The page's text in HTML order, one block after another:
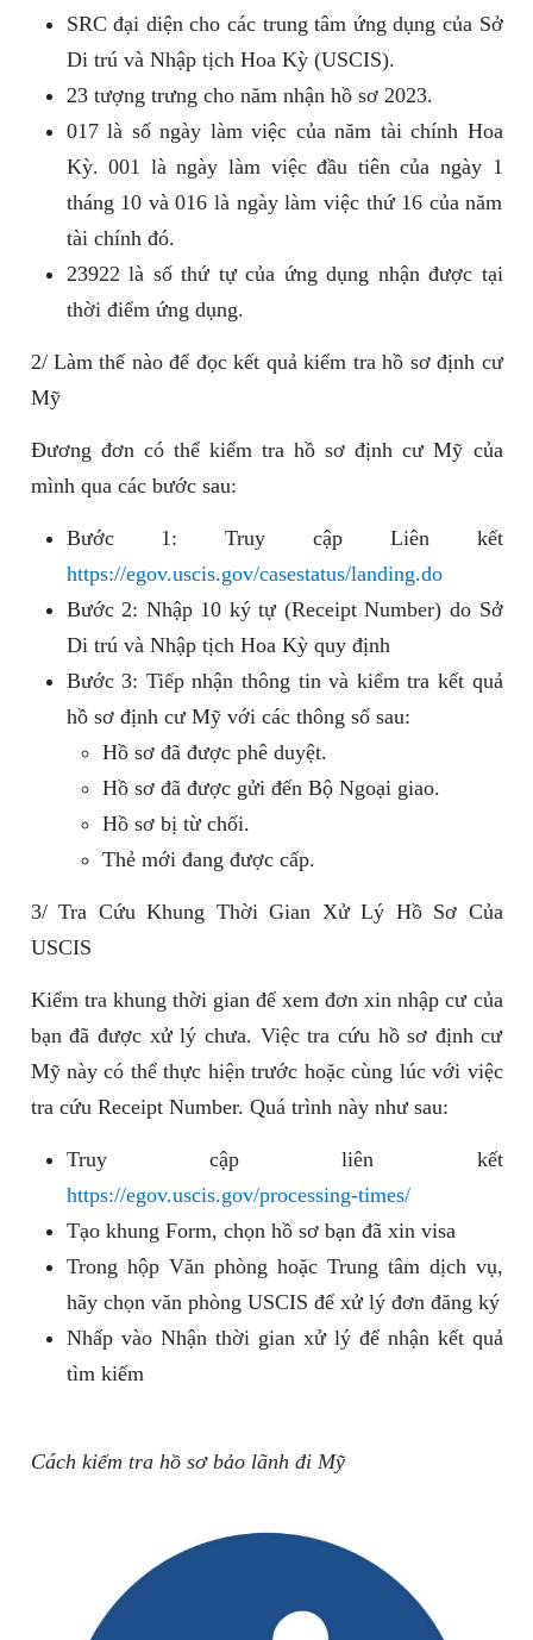
SRC đại diện cho các trung tâm ứng dụng của Sở
Di trú và Nhập tịch Hoa Kỳ (USCIS).
23 tượng trưng cho năm nhận hồ sơ 2023.
017 là số ngày làm việc của năm tài chính Hoa
Kỳ. 001 là ngày làm việc đầu tiên của ngày 1
tháng 10 và 016 là ngày làm việc thứ 16 của năm
tài chính đó.
23922 là số thứ tự của ứng dụng nhận được tại
thời điểm ứng dụng.
2/ Làm thế nào để đọc kết quả kiểm tra hồ sơ định cư
Mỹ
Đương đơn có thể kiểm tra hồ sơ định cư Mỹ của
mình qua các bước sau:
Bước 1: Truy cập Liên kết
https://egov.uscis.gov/casestatus/landing.do
Bước 2: Nhập 10 ký tự (Receipt Number) do Sở
Di trú và Nhập tịch Hoa Kỳ quy định
Bước 3: Tiếp nhận thông tin và kiểm tra kết quả
hồ sơ định cư Mỹ với các thông số sau:
Hồ sơ đã được phê duyệt.
Hồ sơ đã được gửi đến Bộ Ngoại giao.
Hồ sơ bị từ chối.
Thẻ mới đang được cấp.
3/ Tra Cứu Khung Thời Gian Xử Lý Hồ Sơ Của
USCIS
Kiểm tra khung thời gian để xem đơn xin nhập cư của
bạn đã được xử lý chưa. Việc tra cứu hồ sơ định cư
Mỹ này có thể thực hiện trước hoặc cùng lúc với việc
tra cứu Receipt Number. Quá trình này như sau:
Truy cập liên kết
https://egov.uscis.gov/processing-times/
Tạo khung Form, chọn hồ sơ bạn đã xin visa
Trong hộp Văn phòng hoặc Trung tâm dịch vụ,
hãy chọn văn phòng USCIS để xử lý đơn đăng ký
Nhấp vào Nhận thời gian xử lý để nhận kết quả
tìm kiếm
Cách kiểm tra hồ sơ bảo lãnh đi Mỹ